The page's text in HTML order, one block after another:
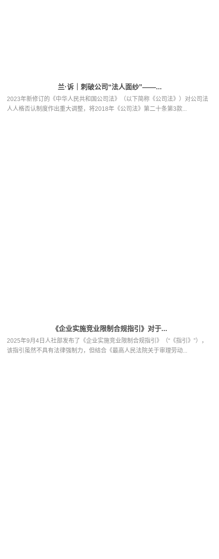
兰·诉｜刺破公司“法人面纱”——...
2023年新修订的《中华人民共和国公司法》（以下简称《公司法》）对公司法
人人格否认制度作出重大调整，将2018年《公司法》第二十条第3款...
《企业实施竞业限制合规指引》对于...
2025年9月4日人社部发布了《企业实施竞业限制合规指引》（“《指引》”），
该指引虽然不具有法律强制力，但结合《最高人民法院关于审理劳动...